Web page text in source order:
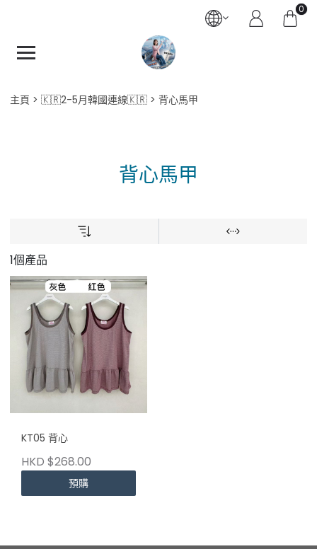
0
主頁 🇰🇷2-5月韓國連線🇰🇷 背心馬甲
背心馬甲
1個產品
KT05 背心
HKD $268.00
預購